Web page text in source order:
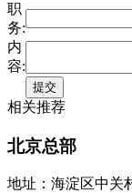
职
务:
内
容:
相关推荐
北京总部
地址：海淀区中关